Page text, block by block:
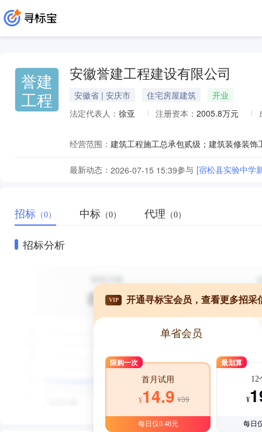
誉建
工程
安徽誉建工程建设有限公司
安徽省 | 安庆市 住宅房屋建筑
开业
法定代表人： 徐亚 注册资本： 2005.8万元
经营范围：
最新动态： 2026-07-15 15:39参与 [宿松县实验中学
招标 （0） 中标 （0） 代理 （0）
招标分析
VIP 开通寻标宝会员，查看更多招采
单省会员
限购一次
首月试用
¥14.9 ¥39
每日仅0.48元
最划算
12
¥
每日